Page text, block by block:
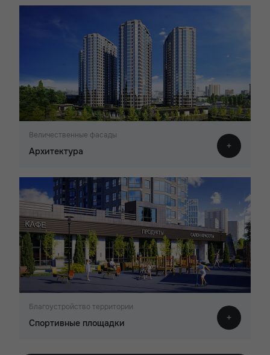
Величественные фасады
Архитектура
Благоустройство территории
Спортивные площадки